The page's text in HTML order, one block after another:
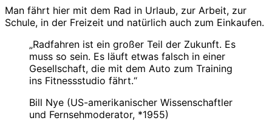
Man fährt hier mit dem Rad in Urlaub, zur Arbeit, zur
Schule, in der Freizeit und natürlich auch zum Einkaufen.
„Radfahren ist ein großer Teil der Zukunft. Es
muss so sein. Es läuft etwas falsch in einer
Gesellschaft, die mit dem Auto zum Training
ins Fitnessstudio fährt.“
Bill Nye (US-amerikanischer Wissenschaftler
und Fernsehmoderator, *1955)